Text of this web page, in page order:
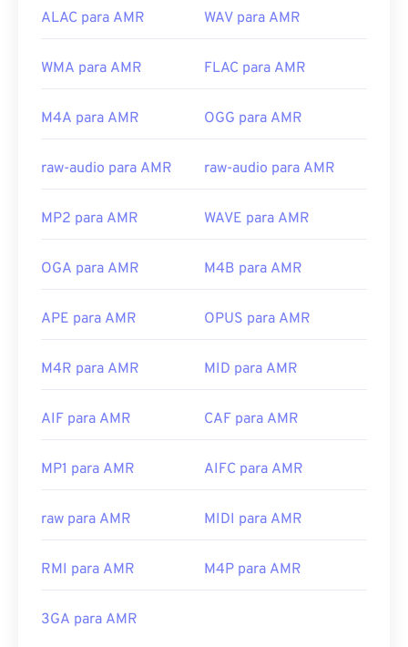
ALAC para AMR WAV para AMR
WMA para AMR FLAC para AMR
M4A para AMR OGG para AMR
raw-audio para AMR raw-audio para AMR
MP2 para AMR WAVE para AMR
OGA para AMR M4B para AMR
APE para AMR OPUS para AMR
M4R para AMR MID para AMR
AIF para AMR CAF para AMR
MP1 para AMR AIFC para AMR
raw para AMR MIDI para AMR
RMI para AMR M4P para AMR
3GA para AMR